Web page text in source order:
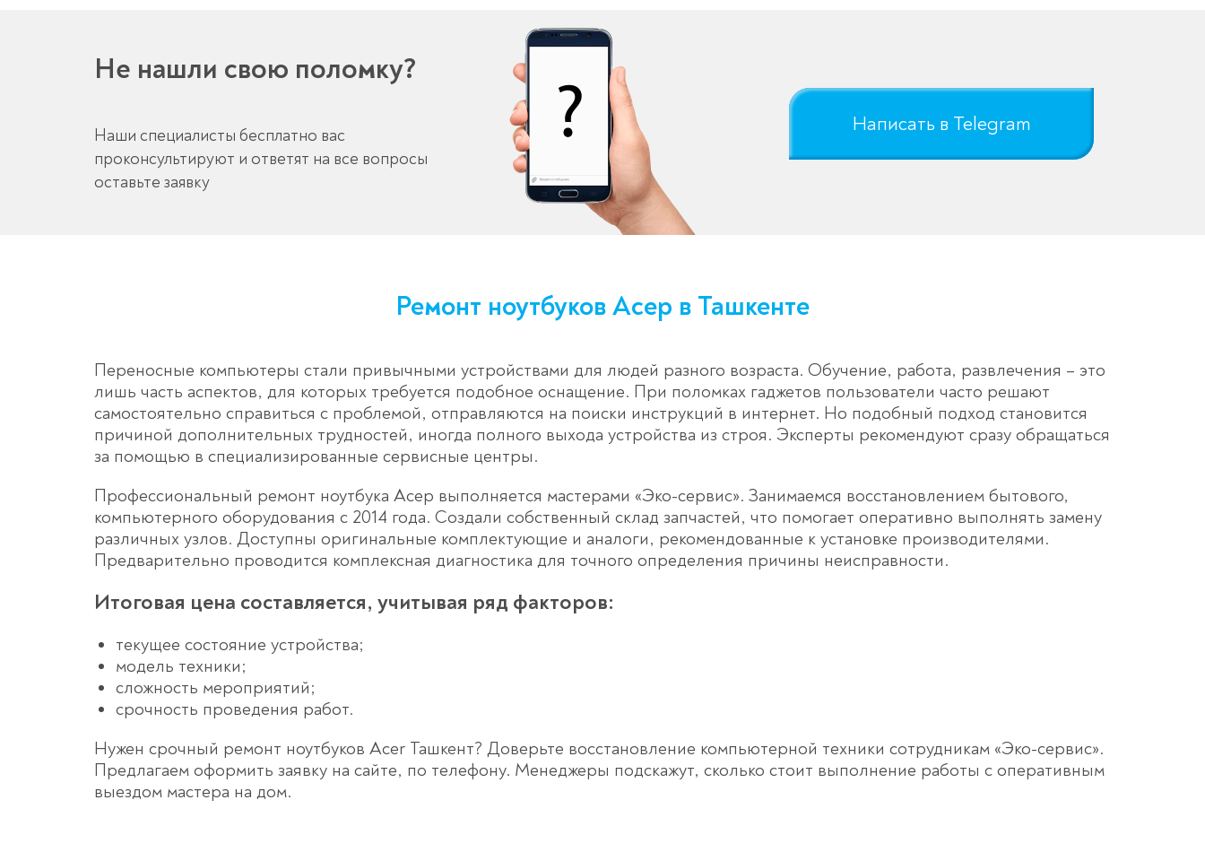
Не нашли свою поломку?
Наши специалисты бесплатно вас
проконсультируют и ответят на все вопросы
оставьте заявку
Написать в Telegram
Ремонт ноутбуков Асер в Ташкенте
Переносные компьютеры стали привычными устройствами для людей разного возраста. Обучение, работа, развлечения – это
лишь часть аспектов, для которых требуется подобное оснащение. При поломках гаджетов пользователи часто решают
самостоятельно справиться с проблемой, отправляются на поиски инструкций в интернет. Но подобный подход становится
причиной дополнительных трудностей, иногда полного выхода устройства из строя. Эксперты рекомендуют сразу обращаться
за помощью в специализированные сервисные центры.
Профессиональный ремонт ноутбука Асер выполняется мастерами «Эко-сервис». Занимаемся восстановлением бытового,
компьютерного оборудования с 2014 года. Создали собственный склад запчастей, что помогает оперативно выполнять замену
различных узлов. Доступны оригинальные комплектующие и аналоги, рекомендованные к установке производителями.
Предварительно проводится комплексная диагностика для точного определения причины неисправности.
Итоговая цена составляется, учитывая ряд факторов:
текущее состояние устройства;
модель техники;
сложность мероприятий;
срочность проведения работ.
Нужен срочный ремонт ноутбуков Acer Ташкент? Доверьте восстановление компьютерной техники сотрудникам «Эко-сервис».
Предлагаем оформить заявку на сайте, по телефону. Менеджеры подскажут, сколько стоит выполнение работы с оперативным
выездом мастера на дом.